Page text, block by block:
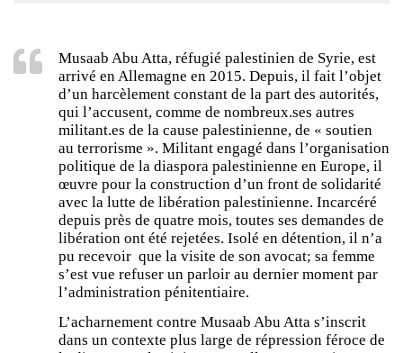
Musaab Abu Atta, réfugié palestinien de Syrie, est
arrivé en Allemagne en 2015. Depuis, il fait l’objet
d’un harcèlement constant de la part des autorités,
qui l’accusent, comme de nombreux.ses autres
militant.es de la cause palestinienne, de « soutien
au terrorisme ». Militant engagé dans l’organisation
politique de la diaspora palestinienne en Europe, il
œuvre pour la construction d’un front de solidarité
avec la lutte de libération palestinienne. Incarcéré
depuis près de quatre mois, toutes ses demandes de
libération ont été rejetées. Isolé en détention, il n’a
pu recevoir que la visite de son avocat; sa femme
s’est vue refuser un parloir au dernier moment par
l’administration pénitentiaire.
L’acharnement contre Musaab Abu Atta s’inscrit
dans un contexte plus large de répression féroce de